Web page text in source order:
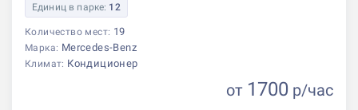
Единиц в парке: 12
Количество мест: 19
Марка: Mercedes-Benz
Климат: Кондиционер
от 1700 р/час